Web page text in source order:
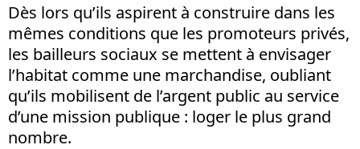
Dès lors qu’ils aspirent à construire dans les
mêmes conditions que les promoteurs privés,
les bailleurs sociaux se mettent à envisager
l’habitat comme une marchandise, oubliant
qu’ils mobilisent de l’argent public au service
d’une mission publique : loger le plus grand
nombre.